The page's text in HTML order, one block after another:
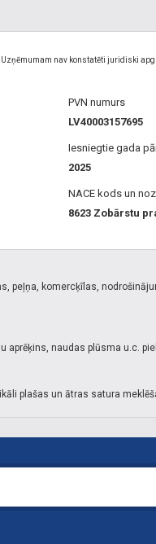
Uzņēmumam nav konstatēti juridiski
PVN numurs
LV40003157695
Iesniegtie gada
2025
NACE kods un
8623 Zobārstu
peļņa, komercķīlas,
aprēķins, naudas plūsma u.c.
plašas un ātras satura